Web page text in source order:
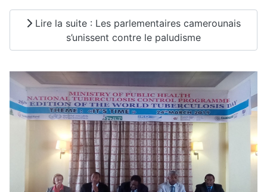
Lire la suite : Les parlementaires camerounais
s’unissent contre le paludisme